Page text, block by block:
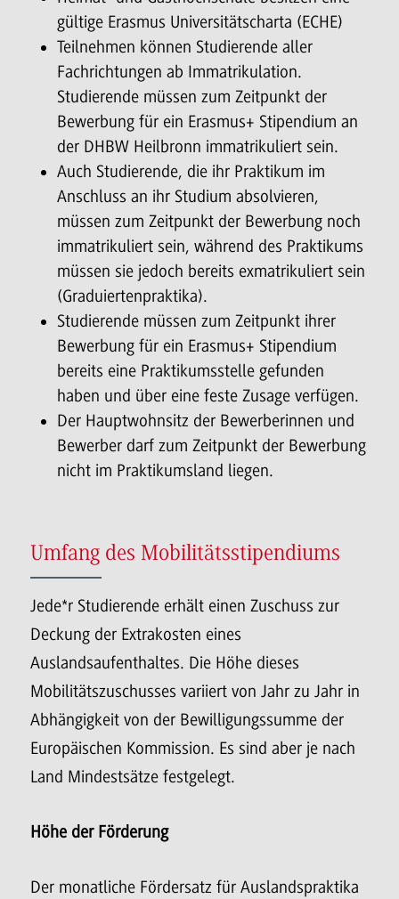
gültige Erasmus Universitätscharta (ECHE)
Teilnehmen können Studierende aller
Fachrichtungen ab Immatrikulation.
Studierende müssen zum Zeitpunkt der
Bewerbung für ein Erasmus+ Stipendium an
der DHBW Heilbronn immatrikuliert sein.
Auch Studierende, die ihr Praktikum im
Anschluss an ihr Studium absolvieren,
müssen zum Zeitpunkt der Bewerbung noch
immatrikuliert sein, während des Praktikums
müssen sie jedoch bereits exmatrikuliert sein
(Graduiertenpraktika).
Studierende müssen zum Zeitpunkt ihrer
Bewerbung für ein Erasmus+ Stipendium
bereits eine Praktikumsstelle gefunden
haben und über eine feste Zusage verfügen.
Der Hauptwohnsitz der Bewerberinnen und
Bewerber darf zum Zeitpunkt der Bewerbung
nicht im Praktikumsland liegen.
Umfang des Mobilitätsstipendiums
Jede*r Studierende erhält einen Zuschuss zur
Deckung der Extrakosten eines
Auslandsaufenthaltes. Die Höhe dieses
Mobilitätszuschusses variiert von Jahr zu Jahr in
Abhängigkeit von der Bewilligungssumme der
Europäischen Kommission. Es sind aber je nach
Land Mindestsätze festgelegt.
Höhe der Förderung
Der monatliche Fördersatz für Auslandspraktika